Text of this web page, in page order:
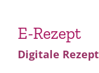
E-Rezept
Digitale